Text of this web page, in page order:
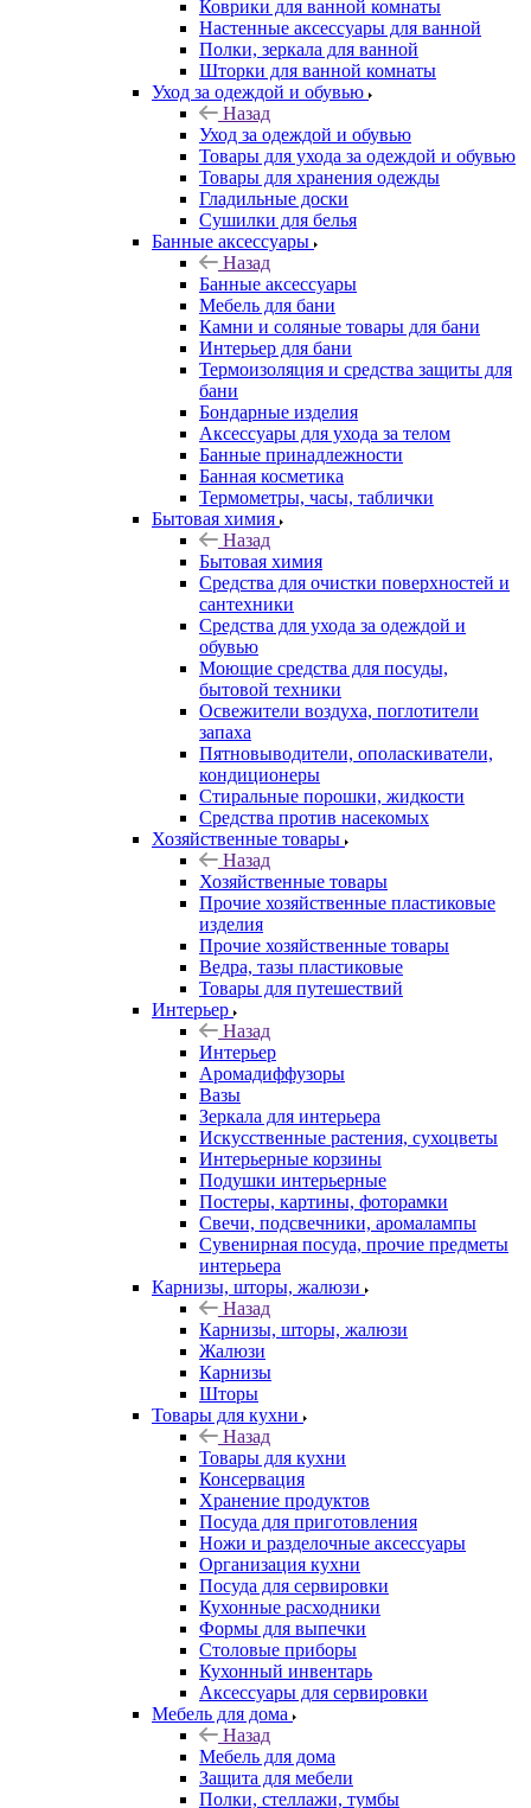
Коврики для ванной комнаты
Настенные аксессуары для ванной
Полки, зеркала для ванной
Шторки для ванной комнаты
Уход за одеждой и обувью
Назад
Уход за одеждой и обувью
Товары для ухода за одеждой и обувью
Товары для хранения одежды
Гладильные доски
Сушилки для белья
Банные аксессуары
Назад
Банные аксессуары
Мебель для бани
Камни и соляные товары для бани
Интерьер для бани
Термоизоляция и средства защиты для
бани
Бондарные изделия
Аксеcсуары для ухода за телом
Банные принадлежности
Банная косметика
Термометры, часы, таблички
Бытовая химия
Назад
Бытовая химия
Средства для очистки поверхностей и
сантехники
Средства для ухода за одеждой и
обувью
Моющие средства для посуды,
бытовой техники
Освежители воздуха, поглотители
запаха
Пятновыводители, ополаскиватели,
кондиционеры
Стиральные порошки, жидкости
Средства против насекомых
Хозяйственные товары
Назад
Хозяйственные товары
Прочие хозяйственные пластиковые
изделия
Прочие хозяйственные товары
Ведра, тазы пластиковые
Товары для путешествий
Интерьер
Назад
Интерьер
Аромадиффузоры
Вазы
Зеркала для интерьера
Искусственные растения, сухоцветы
Интерьерные корзины
Подушки интерьерные
Постеры, картины, фоторамки
Свечи, подсвечники, аромалампы
Сувенирная посуда, прочие предметы
интерьера
Карнизы, шторы, жалюзи
Назад
Карнизы, шторы, жалюзи
Жалюзи
Карнизы
Шторы
Товары для кухни
Назад
Товары для кухни
Консервация
Хранение продуктов
Посуда для приготовления
Ножи и разделочные аксессуары
Организация кухни
Посуда для сервировки
Кухонные расходники
Формы для выпечки
Столовые приборы
Кухонный инвентарь
Аксессуары для сервировки
Мебель для дома
Назад
Мебель для дома
Защита для мебели
Полки, стеллажи, тумбы